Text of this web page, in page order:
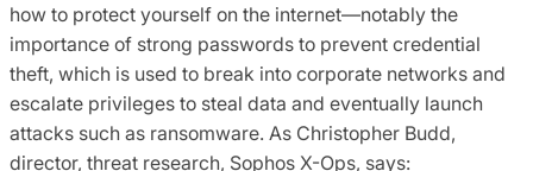
how to protect yourself on the internet—notably the
importance of strong passwords to prevent credential
theft, which is used to break into corporate networks and
escalate privileges to steal data and eventually launch
attacks such as ransomware. As Christopher Budd,
director, threat research, Sophos X-Ops, says: